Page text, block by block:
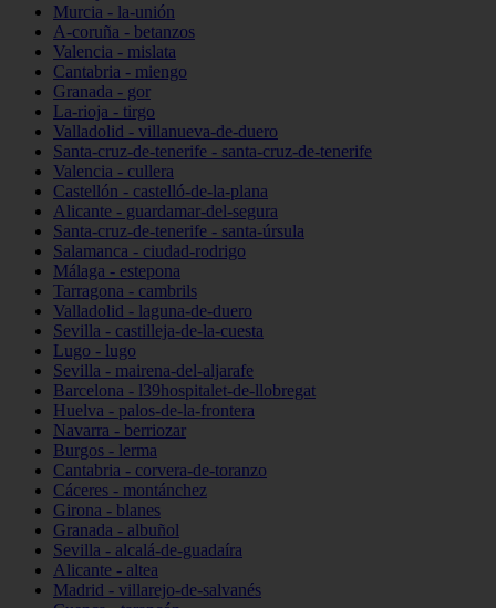
Murcia - la-unión
A-coruña - betanzos
Valencia - mislata
Cantabria - miengo
Granada - gor
La-rioja - tirgo
Valladolid - villanueva-de-duero
Santa-cruz-de-tenerife - santa-cruz-de-tenerife
Valencia - cullera
Castellón - castelló-de-la-plana
Alicante - guardamar-del-segura
Santa-cruz-de-tenerife - santa-úrsula
Salamanca - ciudad-rodrigo
Málaga - estepona
Tarragona - cambrils
Valladolid - laguna-de-duero
Sevilla - castilleja-de-la-cuesta
Lugo - lugo
Sevilla - mairena-del-aljarafe
Barcelona - l39hospitalet-de-llobregat
Huelva - palos-de-la-frontera
Navarra - berriozar
Burgos - lerma
Cantabria - corvera-de-toranzo
Cáceres - montánchez
Girona - blanes
Granada - albuñol
Sevilla - alcalá-de-guadaíra
Alicante - altea
Madrid - villarejo-de-salvanés